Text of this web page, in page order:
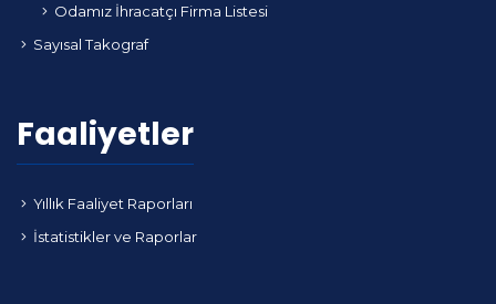
Odamız İhracatçı Firma Listesi
Sayısal Takograf
Faaliyetler
Yıllık Faaliyet Raporları
İstatistikler ve Raporlar